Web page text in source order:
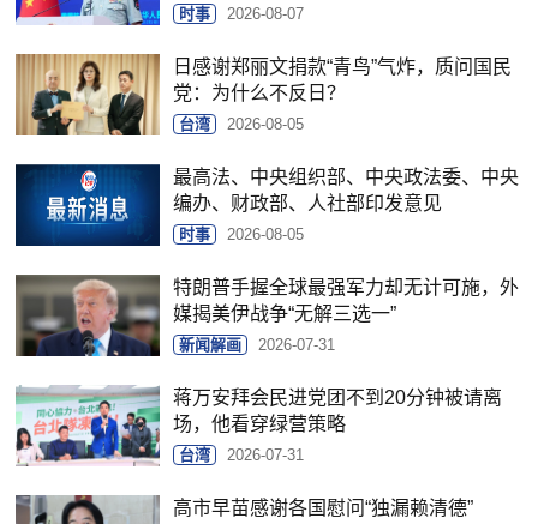
时事 2026-08-07
日感谢郑丽文捐款“青鸟”气炸，质问国民
党：为什么不反日？
台湾 2026-08-05
最高法、中央组织部、中央政法委、中央
编办、财政部、人社部印发意见
时事 2026-08-05
特朗普手握全球最强军力却无计可施，外
媒揭美伊战争“无解三选一”
新闻解画 2026-07-31
蒋万安拜会民进党团不到20分钟被请离
场，他看穿绿营策略
台湾 2026-07-31
高市早苗感谢各国慰问“独漏赖清德”